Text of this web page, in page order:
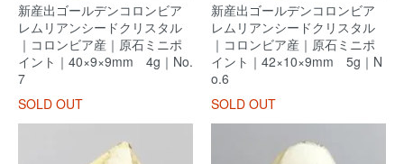
新産出ゴールデンコロンビア
レムリアンシードクリスタル
｜コロンビア産｜原石ミニポ
イント｜40×9×9mm 4g｜No.
7
SOLD OUT
新産出ゴールデンコロンビア
レムリアンシードクリスタル
｜コロンビア産｜原石ミニポ
イント｜42×10×9mm 5g｜N
o.6
SOLD OUT